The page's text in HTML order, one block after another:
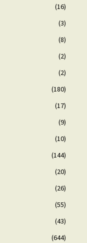
(16)
(3)
(8)
(2)
(2)
(180)
(17)
(9)
(10)
(144)
(20)
(26)
(55)
(43)
(644)